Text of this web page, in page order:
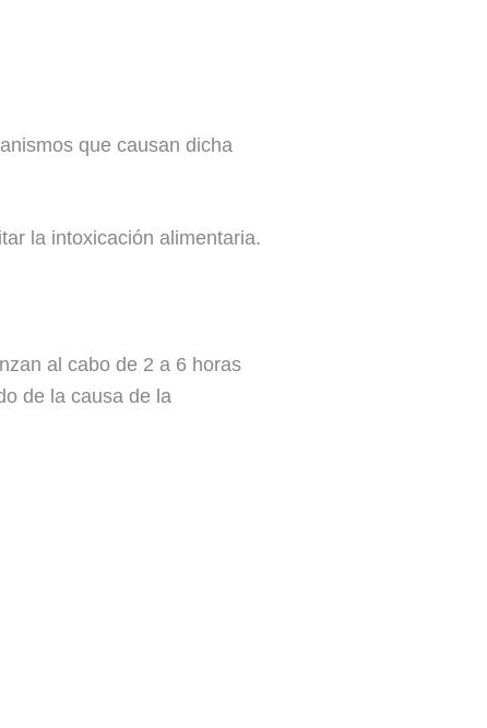
que causan dicha
la intoxicación alimentaria.
al cabo de 2 a 6 horas
de la causa de la